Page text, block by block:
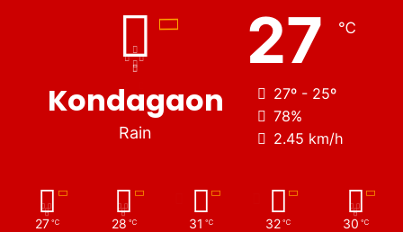
Kondagaon
Rain
27 ℃
27º - 25º
78%
2.45 km/h
27 ℃ 28 ℃ 31 ℃ 32 ℃ 30 ℃